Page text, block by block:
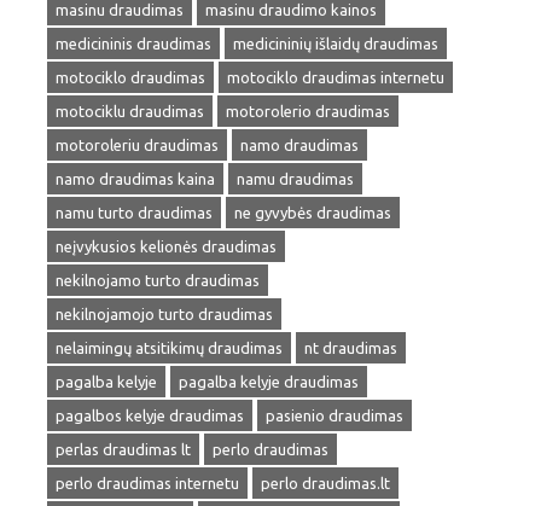
masinu draudimas
masinu draudimo kainos
medicininis draudimas
medicininių išlaidų draudimas
motociklo draudimas
motociklo draudimas internetu
motociklu draudimas
motorolerio draudimas
motoroleriu draudimas
namo draudimas
namo draudimas kaina
namu draudimas
namu turto draudimas
ne gyvybės draudimas
neįvykusios kelionės draudimas
nekilnojamo turto draudimas
nekilnojamojo turto draudimas
nelaimingų atsitikimų draudimas
nt draudimas
pagalba kelyje
pagalba kelyje draudimas
pagalbos kelyje draudimas
pasienio draudimas
perlas draudimas lt
perlo draudimas
perlo draudimas internetu
perlo draudimas.lt